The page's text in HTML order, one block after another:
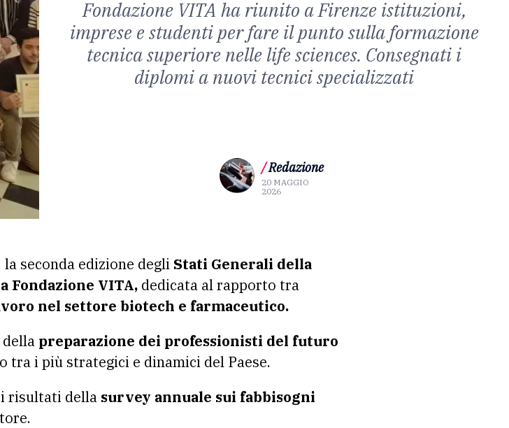
Fondazione VITA ha riunito a Firenze istituzioni,
imprese e studenti per fare il punto sulla formazione
tecnica superiore nelle life sciences. Consegnati i
diplomi a nuovi tecnici specializzati
/Redazione
20 MAGGIO
2026
la seconda edizione degli Stati Generali della
Fondazione VITA, dedicata al rapporto tra
nel settore biotech e farmaceutico.
preparazione dei professionisti del futuro
tra i più strategici e dinamici del Paese.
risultati della survey annuale sui fabbisogni